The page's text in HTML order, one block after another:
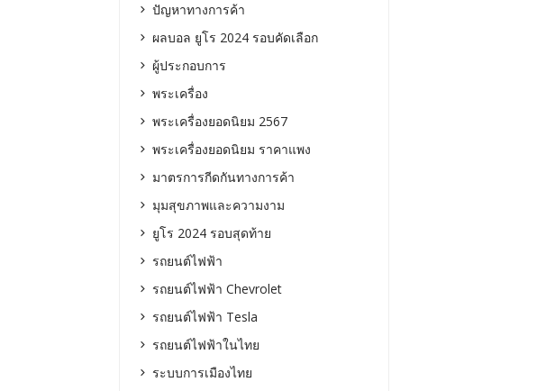
ปัญหาทางการค้า
ผลบอล ยูโร 2024 รอบคัดเลือก
ผู้ประกอบการ
พระเครื่อง
พระเครื่องยอดนิยม 2567
พระเครื่องยอดนิยม ราคาแพง
มาตรการกีดกันทางการค้า
มุมสุขภาพและความงาม
ยูโร 2024 รอบสุดท้าย
รถยนต์ไฟฟ้า
รถยนต์ไฟฟ้า Chevrolet
รถยนต์ไฟฟ้า Tesla
รถยนต์ไฟฟ้าในไทย
ระบบการเมืองไทย